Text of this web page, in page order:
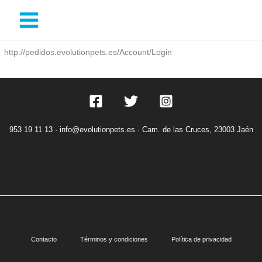
contenido
http://pedidos.evolutionpets.es/Account/Login
953 19 11 13 · info@evolutionpets.es · Cam. de las Cruces, 23003 Jaén
Contacto Términos y condiciones Política de privacidad